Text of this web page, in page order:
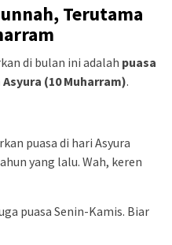
Terutama
di bulan ini adalah puasa
Asyura (10 Muharram).
puasa di hari Asyura
yang lalu. Wah, keren
puasa Senin-Kamis. Biar